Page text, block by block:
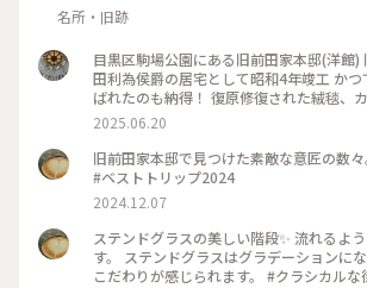
名所・旧跡
目黒区駒場公園にある旧前田家本邸(洋館)
田利為侯爵の居宅として昭和4年竣工 か
ばれたのも納得！ 復原修復された絨毯、
明、調度品… 細部まで素晴らしく見ごた
もありがたく 何度でも訪れたくなる… 思わず声が出てしまう
ほど素敵でした♪ #駒場 #京王井の頭線 #
2025.06.20
旧前田家本邸で見つけた素敵な意匠の数々。 #クラシカルな
#ベストトリップ2024
2024.12.07
ステンドグラスの美しい階段✨ 流れるよ
す。 ステンドグラスはグラデーションに
こだわりが感じられます。 #クラシカ